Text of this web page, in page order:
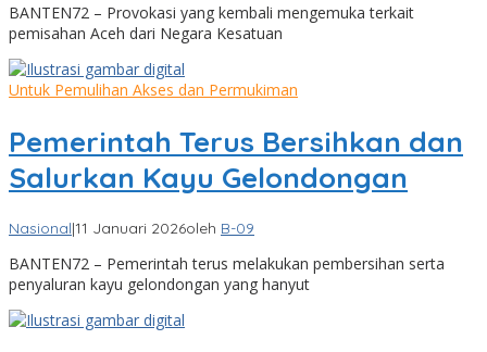
BANTEN72 – Provokasi yang kembali mengemuka terkait
pemisahan Aceh dari Negara Kesatuan
Untuk Pemulihan Akses dan Permukiman
Pemerintah Terus Bersihkan dan
Salurkan Kayu Gelondongan
Nasional|11 Januari 2026oleh B-09
BANTEN72 – Pemerintah terus melakukan pembersihan serta
penyaluran kayu gelondongan yang hanyut